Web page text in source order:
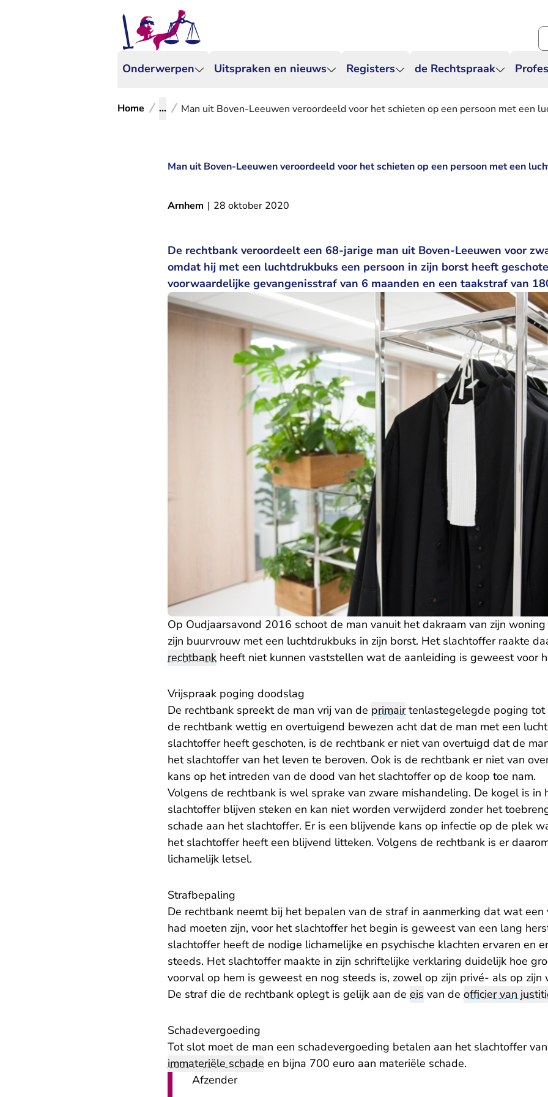
Onderwerpen Uitspraken en nieuws Registers de Rechtspraak
Home ... Man uit Boven-Leeuwen veroordeeld voor het schieten op een persoon met een
Man uit Boven-Leeuwen veroordeeld voor het schieten op een persoon met een
Arnhem | 28 oktober 2020
De rechtbank veroordeelt een 68-jarige man uit Boven-Leeuwen voor
omdat hij met een luchtdrukbuks een persoon in zijn borst heeft
voorwaardelijke gevangenisstraf van 6 maanden en een taakstraf van
Op Oudjaarsavond 2016 schoot de man vanuit het dakraam van zijn
zijn buurvrouw met een luchtdrukbuks in zijn borst. Het slachtoffer raakte
rechtbank heeft niet kunnen vaststellen wat de aanleiding is geweest voor
Vrijspraak poging doodslag
De rechtbank spreekt de man vrij van de primairtenlastegelegde poging tot
de rechtbank wettig en overtuigend bewezen acht dat de man met een
slachtoffer heeft geschoten, is de rechtbank er niet van overtuigd dat de
het slachtoffer van het leven te beroven. Ook is de rechtbank er niet van
kans op het intreden van de dood van het slachtoffer op de koop toe nam.
Volgens de rechtbank is wel sprake van zware mishandeling. De kogel is in
slachtoffer blijven steken en kan niet worden verwijderd zonder het
schade aan het slachtoffer. Er is een blijvende kans op infectie op de plek
het slachtoffer heeft een blijvend litteken. Volgens de rechtbank is er
lichamelijk letsel.
Strafbepaling
De rechtbank neemt bij het bepalen van de straf in aanmerking dat wat
had moeten zijn, voor het slachtoffer het begin is geweest van een lang
slachtoffer heeft de nodige lichamelijke en psychische klachten ervaren en
steeds. Het slachtoffer maakte in zijn schriftelijke verklaring duidelijk hoe
voorval op hem is geweest en nog steeds is, zowel op zijn privé- als op zijn
De straf die de rechtbank oplegt is gelijk aan de eis van de officier van
Schadevergoeding
Tot slot moet de man een schadevergoeding betalen aan het slachtoffer
immateriële schade en bijna 700 euro aan materiële schade.
Afzender